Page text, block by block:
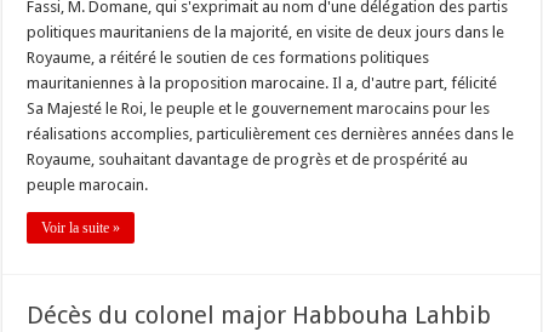
Fassi, M. Domane, qui s'exprimait au nom d'une délégation des partis
politiques mauritaniens de la majorité, en visite de deux jours dans le
Royaume, a réitéré le soutien de ces formations politiques
mauritaniennes à la proposition marocaine. Il a, d'autre part, félicité
Sa Majesté le Roi, le peuple et le gouvernement marocains pour les
réalisations accomplies, particulièrement ces dernières années dans le
Royaume, souhaitant davantage de progrès et de prospérité au
peuple marocain.
Voir la suite »
Décès du colonel major Habbouha Lahbib